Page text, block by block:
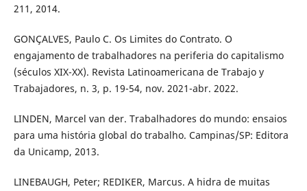
211, 2014.
GONÇALVES, Paulo C. Os Limites do Contrato. O
engajamento de trabalhadores na periferia do capitalismo
(séculos XIX-XX). Revista Latinoamericana de Trabajo y
Trabajadores, n. 3, p. 19-54, nov. 2021-abr. 2022.
LINDEN, Marcel van der. Trabalhadores do mundo: ensaios
para uma história global do trabalho. Campinas/SP: Editora
da Unicamp, 2013.
LINEBAUGH, Peter; REDIKER, Marcus. A hidra de muitas